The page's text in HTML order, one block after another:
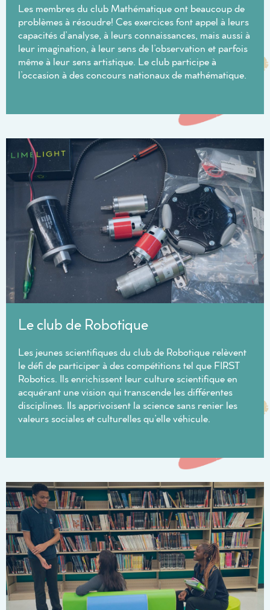
Les membres du club Mathématique ont beaucoup de
problèmes à résoudre! Ces exercices font appel à leurs
capacités d’analyse, à leurs connaissances, mais aussi à
leur imagination, à leur sens de l’observation et parfois
même à leur sens artistique. Le club participe à
l’occasion à des concours nationaux de mathématique.
Le club de Robotique
Les jeunes scientifiques du club de Robotique relèvent
le défi de participer à des compétitions tel que FIRST
Robotics. Ils enrichissent leur culture scientifique en
acquérant une vision qui transcende les différentes
disciplines. Ils apprivoisent la science sans renier les
valeurs sociales et culturelles qu’elle véhicule.